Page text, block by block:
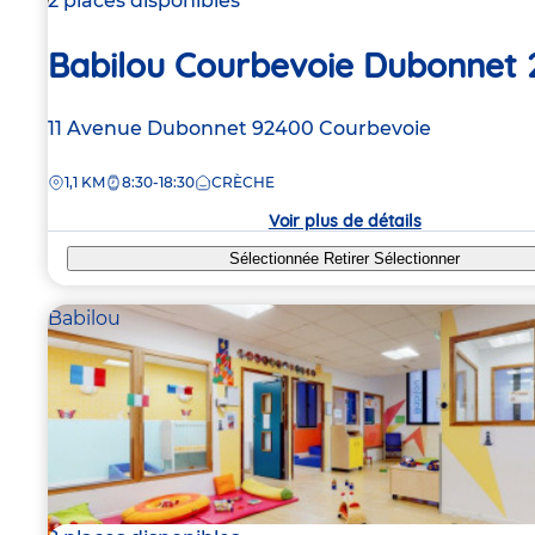
Babilou Courbevoie Dubonnet
Adresse
la
11 Avenue Dubonnet 92400 Courbevoie
DISTANCE
1,1 KM 8:30-18:30 CRÈCHE
Voir plus de détails
Sélectionnée RetirerSélectionner
Babilou